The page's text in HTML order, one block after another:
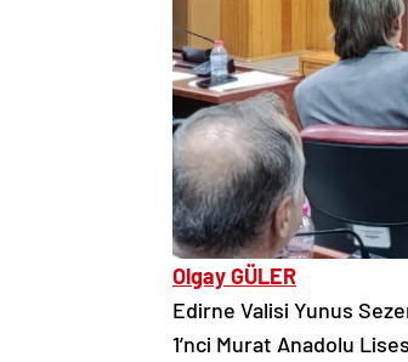
Olgay GÜLER
Edirne Valisi Yunus
1’nci Murat Anadolu